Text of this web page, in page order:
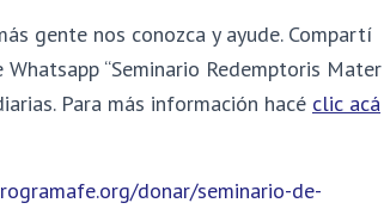
gente nos conozca y ayude. Compartí
Whatsapp “Seminario Redemptoris Mater
Para más información hacé clic acá
donar/seminario-de-